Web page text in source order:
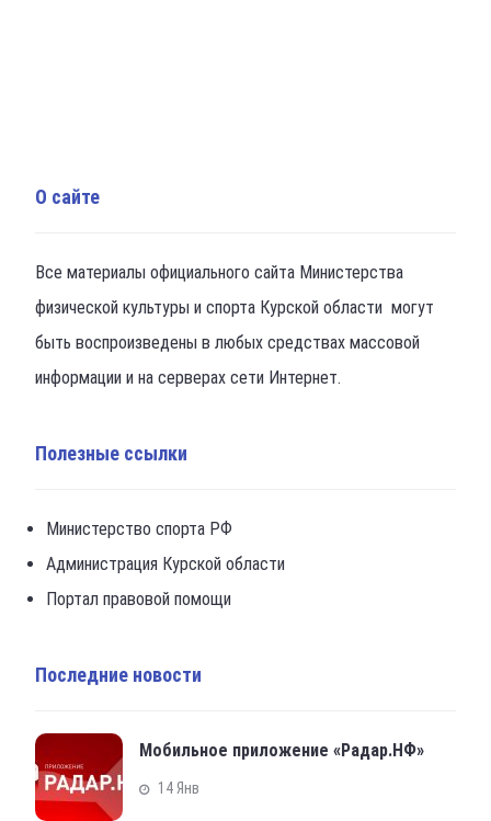
О сайте
Все материалы официального сайта Министерства
физической культуры и спорта Курской области могут
быть воспроизведены в любых средствах массовой
информации и на серверах сети Интернет.
Полезные ссылки
Министерство спорта РФ
Администрация Курской области
Портал правовой помощи
Последние новости
Мобильное приложение «Радар.НФ»
14 Янв